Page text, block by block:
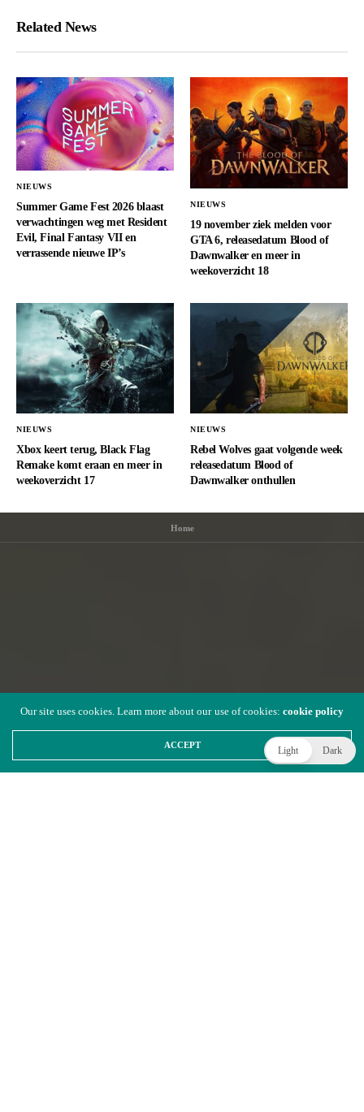
Related News
NIEUWS
Summer Game Fest 2026 blaast
verwachtingen weg met Resident
Evil, Final Fantasy VII en
verrassende nieuwe IP’s
NIEUWS
19 november ziek melden voor
GTA 6, releasedatum Blood of
Dawnwalker en meer in
weekoverzicht 18
NIEUWS
Xbox keert terug, Black Flag
Remake komt eraan en meer in
weekoverzicht 17
NIEUWS
Rebel Wolves gaat volgende week
releasedatum Blood of
Dawnwalker onthullen
Home
Light Dark
Our site uses cookies. Learn more about our use of cookies: cookie policy
ACCEPT